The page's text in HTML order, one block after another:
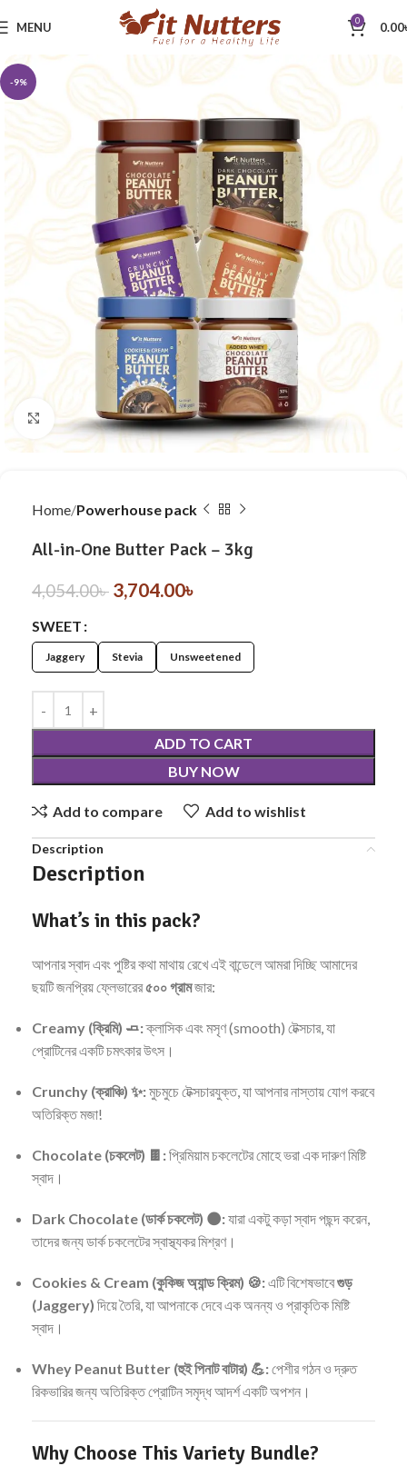
MENU 0 0.00
-9%
Click to enlarge
Home Powerhouse pack
All-in-One Butter Pack – 3kg
4,054.00৳ 3,704.00৳
SWEET
Jaggery Stevia Unsweetened
ADD TO CART
BUY NOW
Add to compare Add to wishlist
Description
Description
What’s in this pack?
আপনার স্বাদ এবং পুষ্টির কথা মাথায় রেখে এই বান্ডেলে আমরা দিচ্ছি আমাদের
ছয়টি জনপ্রিয় ফ্লেভারের৫০০ গ্রামজার:
Creamy (ক্রিমি) 🧈:ক্লাসিক এবং মসৃণ (smooth) টেক্সচার, যা
প্রোটিনের একটি চমৎকার উৎস।
Crunchy (ক্রাঞ্চি) ✨:মুচমুচে টেক্সচারযুক্ত, যা আপনার নাস্তায় যোগ করবে
অতিরিক্ত মজা!
Chocolate (চকলেট) 🍫:প্রিমিয়াম চকলেটের মোহে ভরা এক দারুণ মিষ্টি
স্বাদ।
Dark Chocolate (ডার্ক চকলেট) 🌑:যারা একটু কড়া স্বাদ পছন্দ করেন,
তাদের জন্য ডার্ক চকলেটের স্বাস্থ্যকর মিশ্রণ।
Cookies & Cream (কুকিজ অ্যান্ড ক্রিম) 🍪:এটি বিশেষভাবেগুড়
(Jaggery) দিয়ে তৈরি, যা আপনাকে দেবে এক অনন্য ও প্রাকৃতিক মিষ্টি
স্বাদ।
Whey Peanut Butter (হুই পিনাট বাটার) 💪:পেশীর গঠন ও দ্রুত
রিকভারির জন্য অতিরিক্ত প্রোটিন সমৃদ্ধ আদর্শ একটি অপশন।
Why Choose This Variety Bundle?